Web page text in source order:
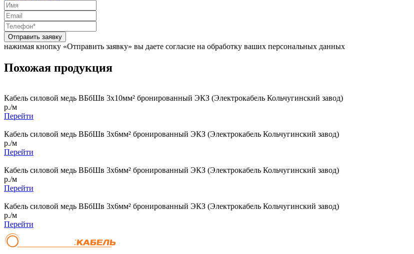
Отправить заявку
нажимая кнопку «Отправить заявку» вы даете согласие на обработку ваших персональных данных
Похожая продукция
Кабель силовой медь ВБбШв 3x10мм² бронированный ЭКЗ (Электрокабель Кольчугинский завод)
р./м
Перейти
Кабель силовой медь ВБбШв 3x6мм² бронированный ЭКЗ (Электрокабель Кольчугинский завод)
р./м
Перейти
Кабель силовой медь ВБбШв 3x6мм² бронированный ЭКЗ (Электрокабель Кольчугинский завод)
р./м
Перейти
Кабель силовой медь ВБбШв 3x6мм² бронированный ЭКЗ (Электрокабель Кольчугинский завод)
р./м
Перейти